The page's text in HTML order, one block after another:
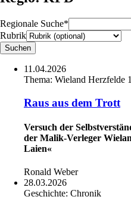
Regionale Suche*
Rubrik
11.04.2026
Thema: Wieland Herzfelde
Raus aus dem Trott
Versuch der
der Malik-Verleger
Laien«
Ronald Weber
28.03.2026
Geschichte: Chronik